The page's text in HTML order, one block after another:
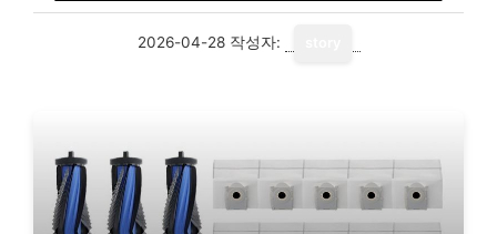
2026-04-28 작성자: